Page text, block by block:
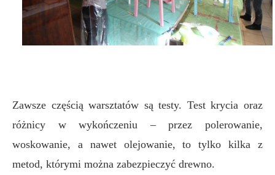
Zawsze częścią warsztatów są testy. Test krycia oraz
różnicy w wykończeniu – przez polerowanie,
woskowanie, a nawet olejowanie, to tylko kilka z
metod, którymi można zabezpieczyć drewno.